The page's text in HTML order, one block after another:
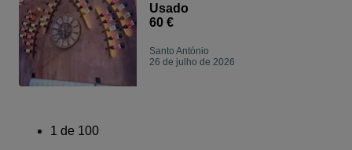
Usado
60 €
Santo António
26 de julho de 2026
1 de 100